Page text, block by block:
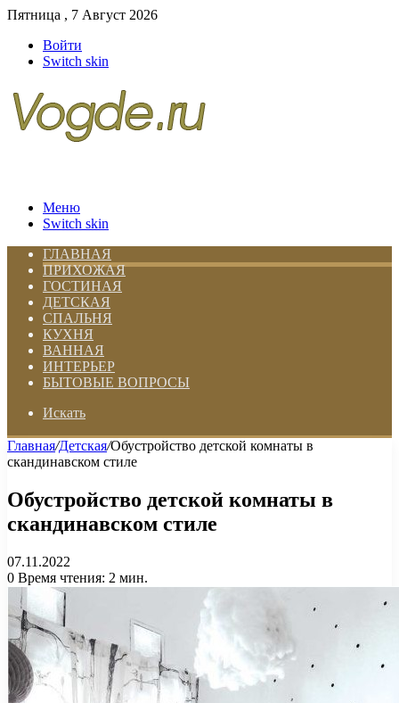
Пятница , 7 Август 2026
Войти
Switch skin
Меню
Switch skin
ГЛАВНАЯ
ПРИХОЖАЯ
ГОСТИНАЯ
ДЕТСКАЯ
СПАЛЬНЯ
КУХНЯ
ВАННАЯ
ИНТЕРЬЕР
БЫТОВЫЕ ВОПРОСЫ
Искать
Главная/Детская/Обустройство детской комнаты в
скандинавском стиле
Обустройство детской комнаты в
скандинавском стиле
07.11.2022
0 Время чтения: 2 мин.